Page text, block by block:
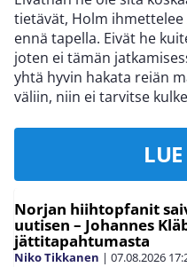
tietävät, Holm ihmettelee
ennä tapella. Eivät he
joten ei tämän
yhtä hyvin hakata reiän
väliin, niin ei tarvitse
Norjan hiihtopfanit
uutisen – Johannes
jättitapahtumasta
Niko Tikkanen | 07.08.2026